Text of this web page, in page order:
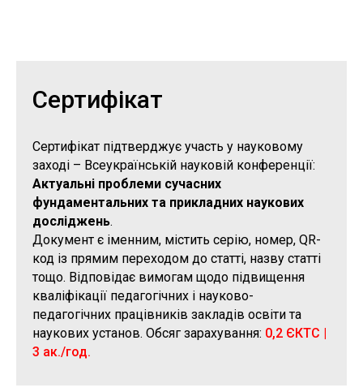
Сертифікат
Сертифікат підтверджує участь у науковому
заході – Всеукраїнській науковій конференції:
Актуальні проблеми сучасних
фундаментальних та прикладних наукових
досліджень.
Документ є іменним, містить серію, номер, QR-
код із прямим переходом до статті, назву статті
тощо. Відповідає вимогам щодо підвищення
кваліфікації педагогічних і науково-
педагогічних працівників закладів освіти та
наукових установ. Обсяг зарахування: 0,2 ЄКТС |
3 ак./год.